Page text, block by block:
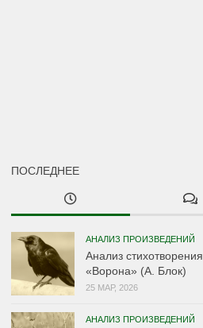
ПОСЛЕДНЕЕ
АНАЛИЗ ПРОИЗВЕДЕНИЙ
Анализ стихотворения
«Ворона» (А. Блок)
25 МАР, 2026
АНАЛИЗ ПРОИЗВЕДЕНИЙ